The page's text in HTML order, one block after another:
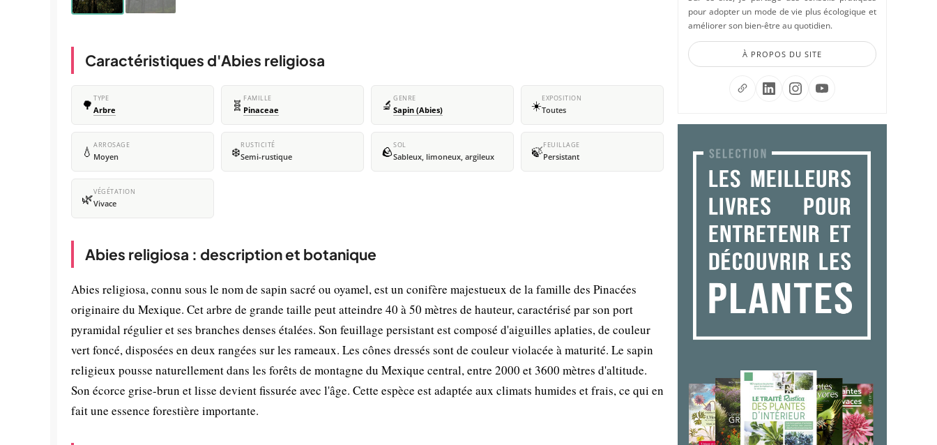
Caractéristiques d'Abies religiosa
🌳 TYPE
Arbre 🧬 FAMILLE
Pinaceae 🔬 GENRE
Sapin (Abies) ☀️EXPOSITION
Toutes
💧 ARROSAGE
Moyen ❄️RUSTICITÉ
Semi-rustique 🪨SOL
Sableux, limoneux, argileux 🍃FEUILLAGE
Persistant
🌿VÉGÉTATION
Vivace
Abies religiosa : description et botanique
Abies religiosa, connu sous le nom de sapin sacré ou oyamel, est un conifère majestueux de la famille des Pinacées
originaire du Mexique. Cet arbre de grande taille peut atteindre 40 à 50 mètres de hauteur, caractérisé par son port
pyramidal régulier et ses branches denses étalées. Son feuillage persistant est composé d'aiguilles aplaties, de couleur
vert foncé, disposées en deux rangées sur les rameaux. Les cônes dressés sont de couleur violacée à maturité. Le sapin
religieux pousse naturellement dans les forêts de montagne du Mexique central, entre 2000 et 3600 mètres d'altitude.
Son écorce grise-brun et lisse devient fissurée avec l'âge. Cette espèce est adaptée aux climats humides et frais, ce qui en
fait une essence forestière importante.
pour adopter un mode de vie plus écologique et
améliorer son bien-être au quotidien.
À PROPOS DU SITE